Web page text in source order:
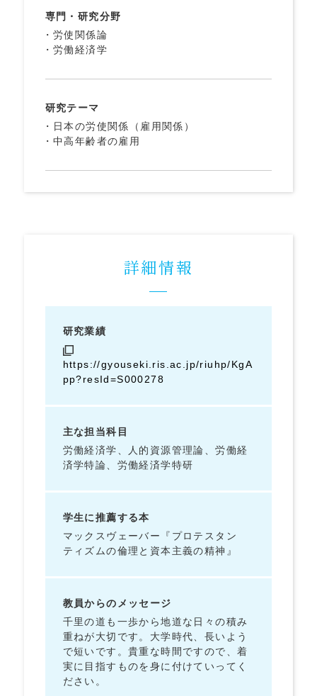
専門・研究分野
労使関係論
労働経済学
研究テーマ
日本の労使関係（雇用関係）
中高年齢者の雇用
詳細情報
研究業績
https://gyouseki.ris.ac.jp/riuhp/KgA
pp?resId=S000278
主な担当科目
労働経済学、人的資源管理論、労働経
済学特論、労働経済学特研
学生に推薦する本
マックスヴェーバー『プロテスタン
ティズムの倫理と資本主義の精神』
教員からのメッセージ
千里の道も一歩から地道な日々の積み
重ねが大切です。大学時代、長いよう
で短いです。貴重な時間ですので、着
実に目指すものを身に付けていってく
ださい。